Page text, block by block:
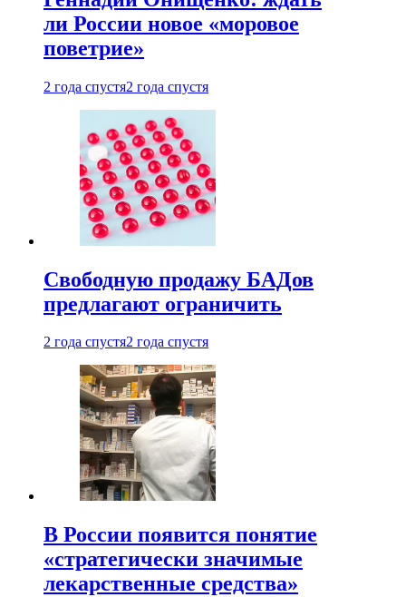
ли России новое «моровое
поветрие»
2 года спустя2 года спустя
Свободную продажу БАДов
предлагают ограничить
2 года спустя2 года спустя
В России появится понятие
«стратегически значимые
лекарственные средства»